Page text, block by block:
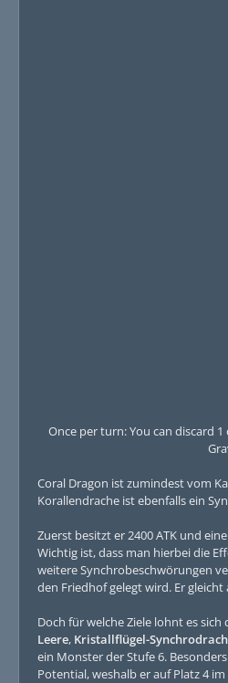
Once per turn: You can discard
Coral Dragon ist zumindest vom
Korallendrache ist ebenfalls ein
Zuerst besitzt er 2400 ATK und
Wichtig ist, dass man hierbei die
weitere Synchrobeschwörungen
den Friedhof gelegt wird. Er
Doch für welche Ziele lohnt es
Leere, Kristallflügel-
ein Monster der Stufe 6.
Potential, weshalb er auf Platz 4